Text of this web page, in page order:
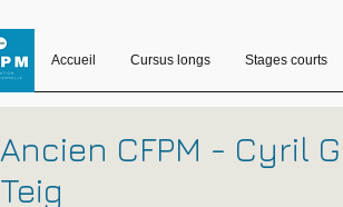
Accueil Cursus longs Stages courts
Ancien CFPM - Cyril
Teig